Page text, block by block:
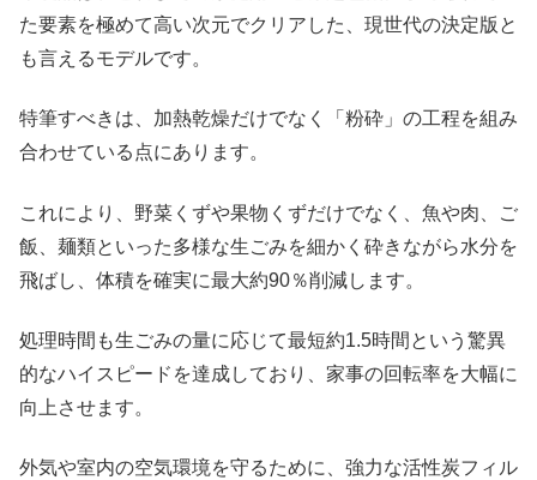
た要素を極めて高い次元でクリアした、現世代の決定版と
も言えるモデルです。
特筆すべきは、加熱乾燥だけでなく「粉砕」の工程を組み
合わせている点にあります。
これにより、野菜くずや果物くずだけでなく、魚や肉、ご
飯、麺類といった多様な生ごみを細かく砕きながら水分を
飛ばし、体積を確実に最大約90％削減します。
処理時間も生ごみの量に応じて最短約1.5時間という驚異
的なハイスピードを達成しており、家事の回転率を大幅に
向上させます。
外気や室内の空気環境を守るために、強力な活性炭フィル